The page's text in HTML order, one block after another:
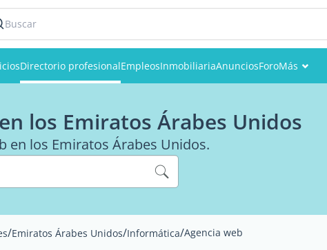
Buscar
Directorio profesionalEmpleosInmobiliariaAnunciosForoMás
Miembros
los Emiratos Árabes Unidos
en los Emiratos Árabes Unidos.
/Emiratos Árabes Unidos/Informática/Agencia web